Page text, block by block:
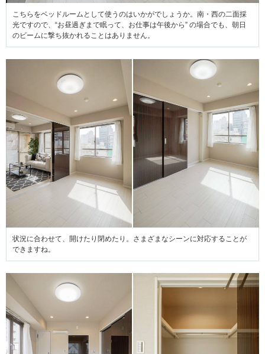
こちらをベッドルームとして使うのはいかがでしょうか。南・西の二面採
光ですので、“お昼過ぎまで眠って、お仕事は午後から” の場合でも、朝日
のビームに撃ち抜かれることはありません。
状況に合わせて、開けたり閉めたり。さまざまなシーンに対応することが
できますね。